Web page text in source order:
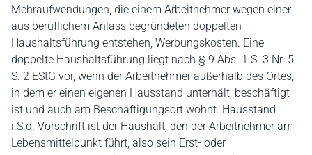
Mehraufwendungen, die einem Arbeitnehmer wegen einer
aus beruflichem Anlass begründeten doppelten
Haushaltsführung entstehen, Werbungskosten. Eine
doppelte Haushaltsführung liegt nach § 9 Abs. 1 S. 3 Nr. 5
S. 2 EStG vor, wenn der Arbeitnehmer außerhalb des Ortes,
in dem er einen eigenen Hausstand unterhält, beschäftigt
ist und auch am Beschäftigungsort wohnt. Hausstand
i.S.d. Vorschrift ist der Haushalt, den der Arbeitnehmer am
Lebensmittelpunkt führt, also sein Erst- oder